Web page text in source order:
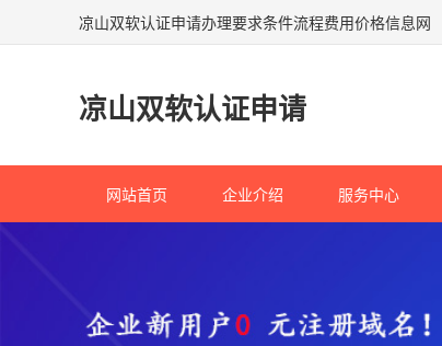
凉山双软认证申请办理要求条件流程费用价格信息网
凉山双软认证申请
网站首页 企业介绍 服务中心